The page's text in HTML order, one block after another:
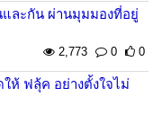
ละกัน ผ่านมุมมองที่อยู่
2,773 0 0
ห้ ฟลุ้ค อย่างตั้งใจไม่